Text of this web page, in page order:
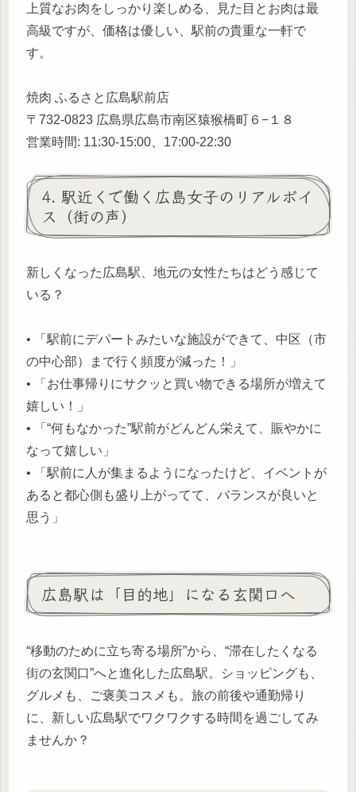
上質なお肉をしっかり楽しめる、見た目とお肉は最
高級ですが、価格は優しい、駅前の貴重な一軒で
す。
焼肉 ふるさと広島駅前店
〒732-0823 広島県広島市南区猿猴橋町６−１８
営業時間: 11:30-15:00、17:00-22:30
4. 駅近くで働く広島女子のリアルボイ
ス（街の声）
新しくなった広島駅、地元の女性たちはどう感じて
いる？
• 「駅前にデパートみたいな施設ができて、中区（市
の中心部）まで行く頻度が減った！」
• 「お仕事帰りにサクッと買い物できる場所が増えて
嬉しい！」
• 「“何もなかった”駅前がどんどん栄えて、賑やかに
なって嬉しい」
• 「駅前に人が集まるようになったけど、イベントが
あると都心側も盛り上がってて、バランスが良いと
思う」
広島駅は「目的地」になる玄関口へ
“移動のために立ち寄る場所”から、“滞在したくなる
街の玄関口”へと進化した広島駅。ショッピングも、
グルメも、ご褒美コスメも。旅の前後や通勤帰り
に、新しい広島駅でワクワクする時間を過ごしてみ
ませんか？